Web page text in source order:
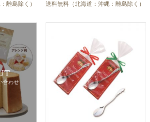
離島除く）
あちゃん へ
送料無料（北海道：沖縄：離島除く）
合わせ